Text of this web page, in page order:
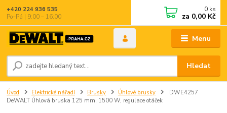
Menu
Hledat
+420 224 936 535
Po–Pá | 9:00 – 16:00
0 ks
za 0,00 Kč
Úvod Elektrické nářadí Brusky Úhlové brusky
DWE4257
DeWALT Úhlová bruska 125 mm, 1500 W, regulace otáček